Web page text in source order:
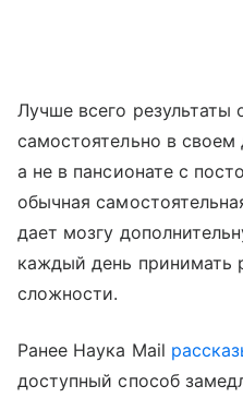
Лучше всего результаты
самостоятельно в
а не в пансионате с
обычная
дает мозгу
каждый день принимать
сложности.
Ранее Наука Mail
доступный способ